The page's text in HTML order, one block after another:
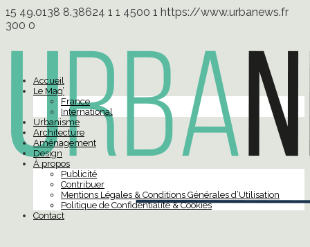
15 49.0138 8.38624 1 1 4500 1 https://www.urbanews.fr
300 0
Accueil
Le Mag’
France
International
Urbanisme
Architecture
Aménagement
Design
À propos
Publicité
Contribuer
Mentions Légales & Conditions Générales d’Utilisation
Politique de Confidentialité & Cookies
Contact